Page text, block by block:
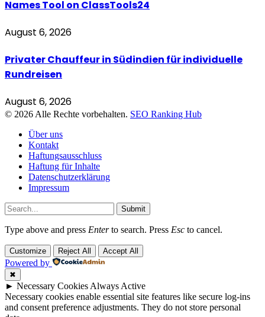
Names Tool on ClassTools24
August 6, 2026
Privater Chauffeur in Südindien für individuelle
Rundreisen
August 6, 2026
© 2026 Alle Rechte vorbehalten. SEO Ranking Hub
Über uns
Kontakt
Haftungsausschluss
Haftung für Inhalte
Datenschutzerklärung
Impressum
Submit
Type above and press Enterto search. Press Esc to cancel.
Customize Reject All Accept All
Powered by
✖
► Necessary CookiesAlways Active
Necessary cookies enable essential site features like secure log-ins
and consent preference adjustments. They do not store personal